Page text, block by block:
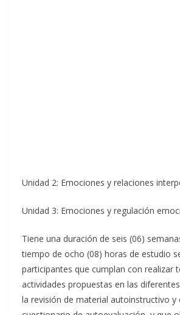
Unidad 2: Emociones y relaciones
Unidad 3: Emociones y regulación
Tiene una duración de seis (06)
tiempo de ocho (08) horas de estudio
participantes que cumplan con realizar
actividades propuestas en las
la revisión de material autoinstructivo y